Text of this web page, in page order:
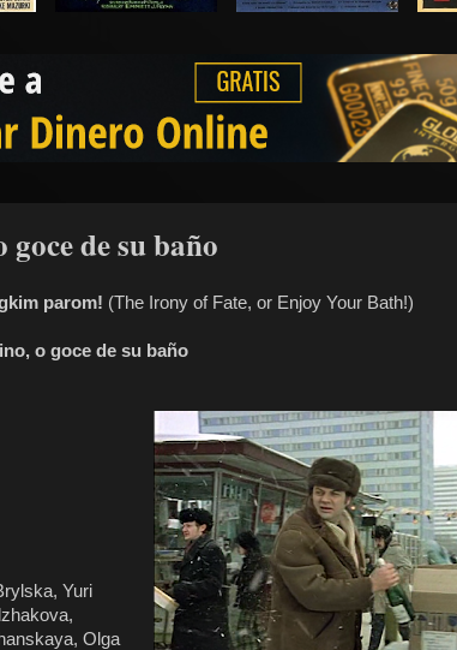
de su baño
parom! (The Irony of Fate, or Enjoy Your Bath!)
o goce de su baño
Yuri
Olga